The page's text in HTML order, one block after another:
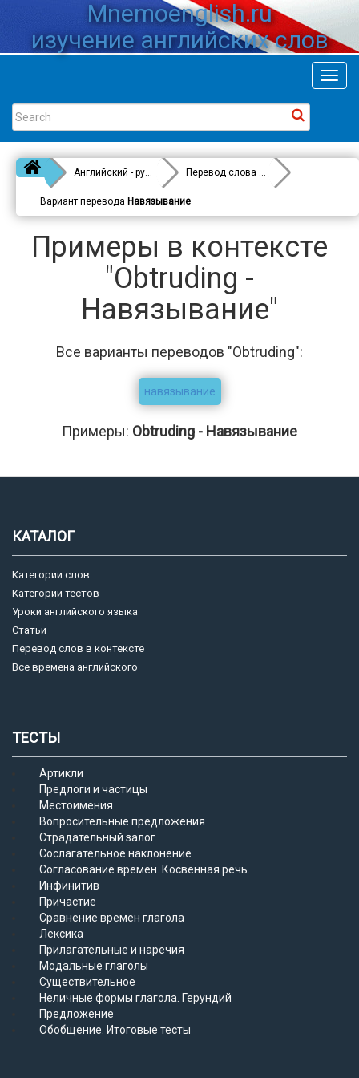
Mnemoenglish.ru
изучение английских слов
Английский - русский Перевод слова
Obtruding
Вариант перевода Навязывание
Примеры в контексте
"Obtruding -
Навязывание"
Все варианты переводов "Obtruding":
навязывание
Примеры: Obtruding - Навязывание
КАТАЛОГ
Категории слов
Категории тестов
Уроки английского языка
Статьи
Перевод слов в контексте
Все времена английского
ТЕСТЫ
Артикли
Предлоги и частицы
Местоимения
Вопросительные предложения
Страдательный залог
Сослагательное наклонение
Согласование времен. Косвенная речь.
Инфинитив
Причастие
Сравнение времен глагола
Лексика
Прилагательные и наречия
Модальные глаголы
Существительное
Неличные формы глагола. Герундий
Предложение
Обобщение. Итоговые тесты